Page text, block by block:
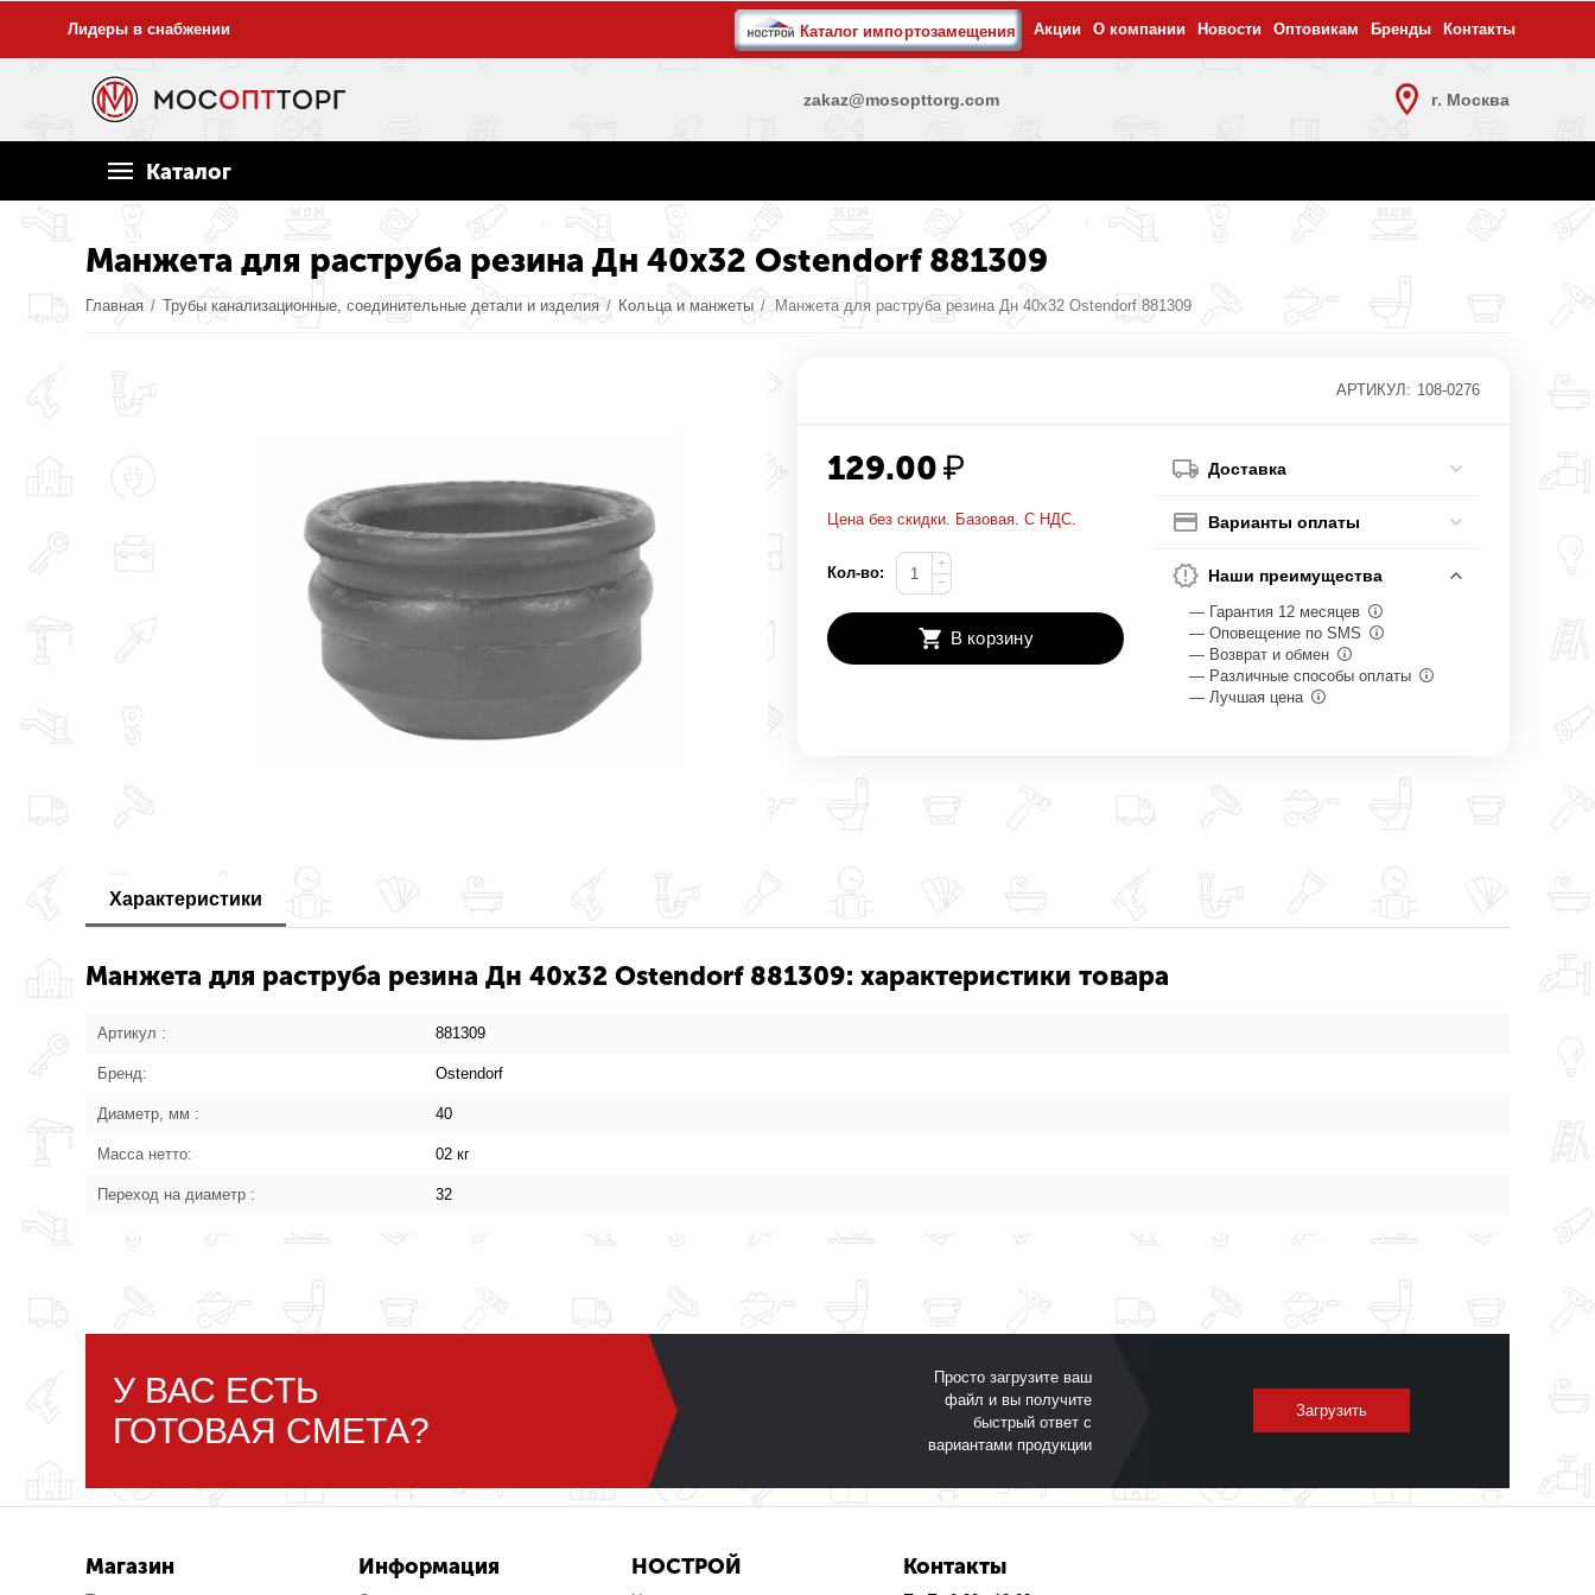
Лидеры в снабжении Каталог импортозамещения Акции О компании Новости Оптовикам Бренды Контакты
zakaz@mosopttorg.com г. Москва
Каталог
Манжета для раструба резина Дн 40х32 Ostendorf 881309
Главная / Трубы канализационные, соединительные детали и изделия / Кольца и манжеты / Манжета для раструба резина Дн 40х32 Ostendorf 881309
АРТИКУЛ: 108-0276
129.00₽
Цена без скидки. Базовая. С НДС.
Кол-во:
+
−
В корзину
Доставка
Варианты оплаты
Наши преимущества
— Гарантия 12 месяцев
— Оповещение по SMS
— Возврат и обмен
— Различные способы оплаты
— Лучшая цена
Характеристики
Манжета для раструба резина Дн 40х32 Ostendorf 881309: характеристики товара
Артикул : 881309
Бренд: Ostendorf
Диаметр, мм : 40
Масса нетто: 02 кг
Переход на диаметр : 32
У ВАС ЕСТЬ
ГОТОВАЯ СМЕТА?
Просто загрузите ваш
файл и вы получите
быстрый ответ с
вариантами продукции
Загрузить
Магазин Информация НОСТРОЙ Контакты